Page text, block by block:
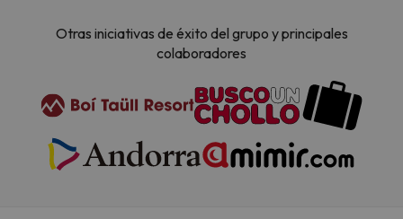
Otras iniciativas de éxito del grupo y principales
colaboradores